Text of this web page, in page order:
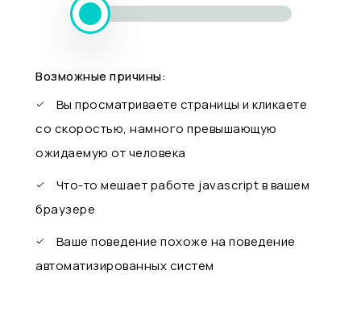
Возможные причины:
Вы просматриваете страницы и кликаете
со скоростью, намного превышающую
ожидаемую от человека
Что-то мешает работе javascript в вашем
браузере
Ваше поведение похоже на поведение
автоматизированных систем